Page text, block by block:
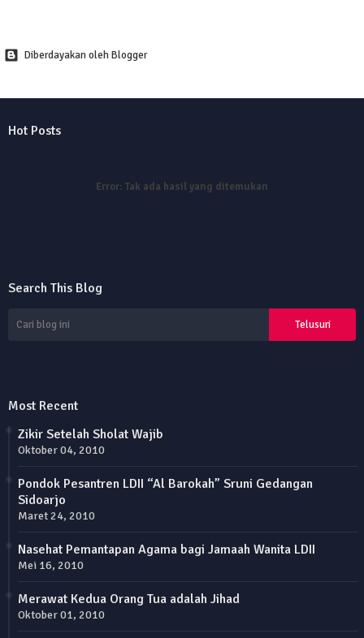
Diberdayakan oleh Blogger
Hot Posts
Error: Tak ada hasil yang ditemukan
Search This Blog
Most Recent
Zikir Setelah Sholat Wajib
Oktober 04, 2010
Pondok Pesantren LDII “Al Barokah” Sruni Gedangan
Sidoarjo
Maret 24, 2010
Nasehat Pemantapan Agama bagi Jamaah Wanita LDII
Mei 16, 2010
Merawat Kedua Orang Tua adalah Jihad
Oktober 01, 2010